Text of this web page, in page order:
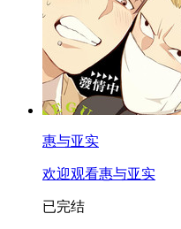
惠与亚实
欢迎观看惠与亚实
已完结